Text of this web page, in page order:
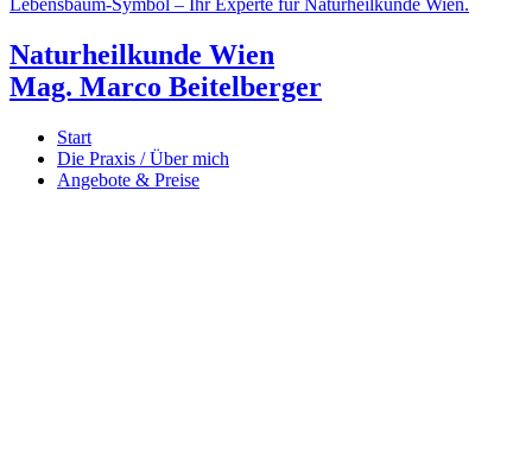
Naturheilkunde Wien
Mag. Marco Beitelberger
Start
Die Praxis / Über mich
Angebote & Preise